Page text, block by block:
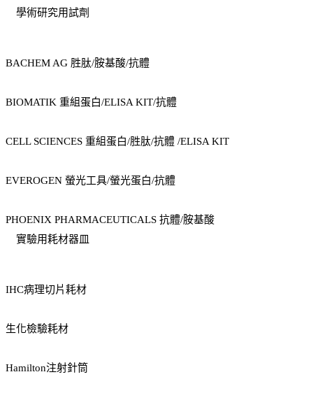
學術研究用試劑
BACHEM AG 胜肽/胺基酸/抗體
BIOMATIK 重組蛋白/ELISA KIT/抗體
CELL SCIENCES 重組蛋白/胜肽/抗體 /ELISA KIT
EVEROGEN 螢光工具/螢光蛋白/抗體
PHOENIX PHARMACEUTICALS 抗體/胺基酸
實驗用耗材器皿
IHC病理切片耗材
生化檢驗耗材
Hamilton注射針筒